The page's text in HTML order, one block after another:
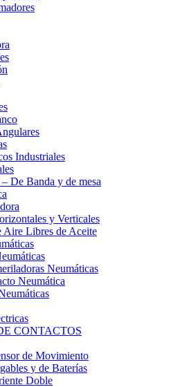
Industriales
De Banda y de mesa
y Verticales
Aire Libres de Aceite
Neumáticas
Neumática
CONTACTOS
de Movimiento
y de Baterías
Doble